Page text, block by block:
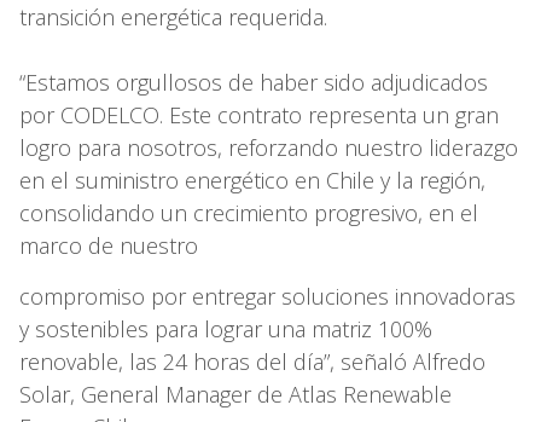
transición energética requerida.
“Estamos orgullosos de haber sido adjudicados
por CODELCO. Este contrato representa un gran
logro para nosotros, reforzando nuestro liderazgo
en el suministro energético en Chile y la región,
consolidando un crecimiento progresivo, en el
marco de nuestro
compromiso por entregar soluciones innovadoras
y sostenibles para lograr una matriz 100%
renovable, las 24 horas del día”, señaló Alfredo
Solar, General Manager de Atlas Renewable